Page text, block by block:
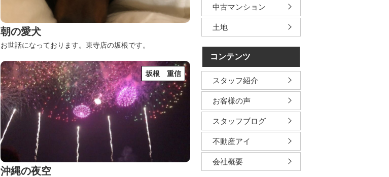
朝の愛犬
お世話になっております。東寺店の坂根です。
坂根 重信
沖縄の夜空
中古マンション
土地
コンテンツ
スタッフ紹介
お客様の声
スタッフブログ
不動産アイ
会社概要